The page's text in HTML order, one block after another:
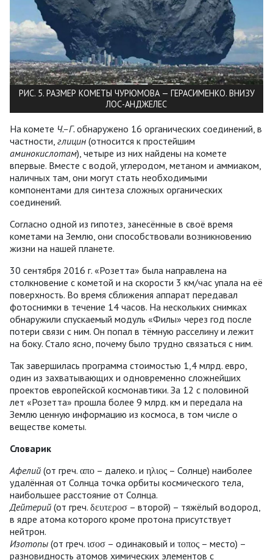
РИС. 5. РАЗМЕР КОМЕТЫ ЧУРЮМОВА — ГЕРАСИМЕНКО. ВНИЗУ
ЛОС-АНДЖЕЛЕС
На комете Ч.–Г.обнаружено 16 органических соединений, в
частности, глицин (относится к простейшим
аминокислотам), четыре из них найдены на комете
впервые. Вместе с водой, углеродом, метаном и аммиаком,
наличных там, они могут стать необходимыми
компонентами для синтеза сложных органических
соединений.
Согласно одной из гипотез, занесённые в своё время
кометами на Землю, они способствовали возникновению
жизни на нашей планете.
30 сентября 2016 г. «Розетта» была направлена на
столкновение с кометой и на скорости 3 км/час упала на её
поверхность. Во время сближения аппарат передавал
фотоснимки в течение 14 часов. На нескольких снимках
обнаружили спускаемый модуль «Филы» через год после
потери связи с ним. Он попал в тёмную расселину и лежит
на боку. Стало ясно, почему было трудно связаться с ним.
Так завершилась программа стоимостью 1,4 млрд. евро,
один из захватывающих и одновременно сложнейших
проектов европейской космонавтики. За 12 с половиной
лет «Розетта» прошла более 9 млрд. км и передала на
Землю ценную информацию из космоса, в том числе о
веществе кометы.
Словарик
Афелий (от греч. απο – далеко. и ηλιος – Солнце) наиболее
удалённая от Солнца точка орбиты космического тела,
наибольшее расстояние от Солнца.
Дейтерий (от греч. δευτεροσ – второй) – тяжёлый водород,
в ядре атома которого кроме протона присутствует
нейтрон.
Изотопы (от греч. ισοσ – одинаковый и τοπος – место) –
разновидность атомов химических элементов с